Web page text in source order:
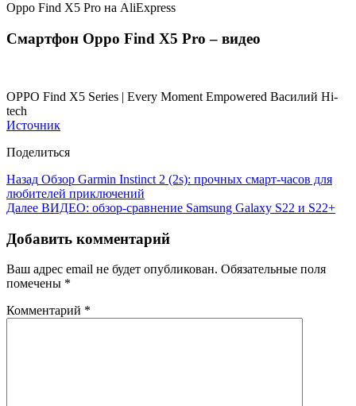
Oppo Find X5 Pro на AliExpress
Смартфон Oppo Find X5 Pro – видео
OPPO Find X5 Series | Every Moment Empowered Василий Hi-
tech
Источник
Поделиться
Назад Обзор Garmin Instinct 2 (2s): прочных смарт-часов для
любителей приключений
Далее ВИДЕО: обзор-сравнение Samsung Galaxy S22 и S22+
Добавить комментарий
Ваш адрес email не будет опубликован. Обязательные поля
помечены *
Комментарий *